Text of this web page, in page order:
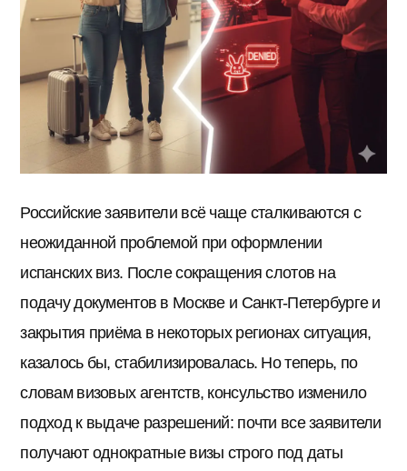
Российские заявители всё чаще сталкиваются с
неожиданной проблемой при оформлении
испанских виз. После сокращения слотов на
подачу документов в Москве и Санкт-Петербурге и
закрытия приёма в некоторых регионах ситуация,
казалось бы, стабилизировалась. Но теперь, по
словам визовых агентств, консульство изменило
подход к выдаче разрешений: почти все заявители
получают однократные визы строго под даты